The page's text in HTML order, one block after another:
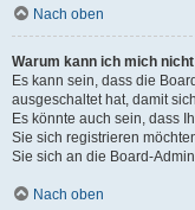
Nach oben
Warum kann ich mich
Es kann sein, dass die
ausgeschaltet hat, damit
Es könnte auch sein, dass
Sie sich registrieren
Sie sich an die Board-
Nach oben